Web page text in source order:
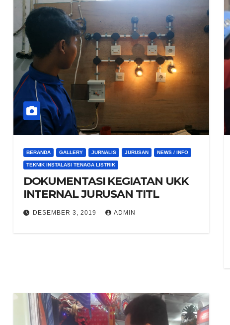
BERANDA GALLERY JURNALIS JURUSAN NEWS / INFO
TEKNIK INSTALASI TENAGA LISTRIK
DOKUMENTASI KEGIATAN UKK
INTERNAL JURUSAN TITL
DESEMBER 3, 2019 ADMIN